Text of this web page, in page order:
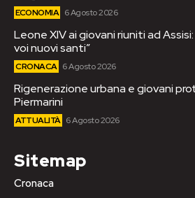
ECONOMIA 6 Agosto 2026
Leone XIV ai giovani riuniti ad Assisi:
voi nuovi santi”
CRONACA 6 Agosto 2026
Rigenerazione urbana e giovani
Piermarini
ATTUALITÀ 6 Agosto 2026
Sitemap
Cronaca